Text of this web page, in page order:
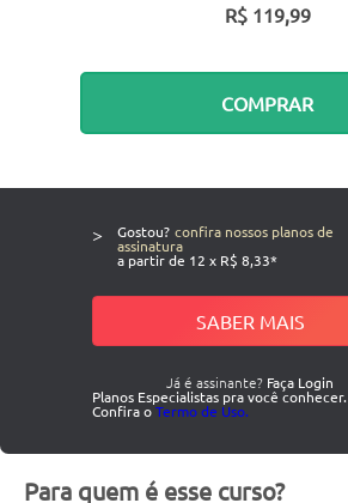
R$ 119,99
COMPRAR
> Gostou? confira nossos planos de
assinatura
a partir de 12 x R$ 8,33*
SABER MAIS
Já é assinante? Faça Login
Planos Especialistas pra você conhecer.
Confira oTermo de Uso.
Para quem é esse curso?